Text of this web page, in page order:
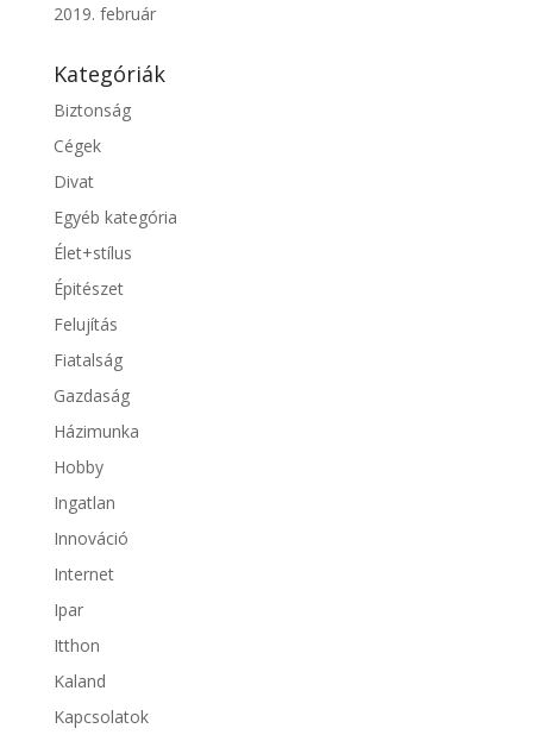
2019. február
Kategóriák
Biztonság
Cégek
Divat
Egyéb kategória
Élet+stílus
Épitészet
Felujítás
Fiatalság
Gazdaság
Házimunka
Hobby
Ingatlan
Innováció
Internet
Ipar
Itthon
Kaland
Kapcsolatok